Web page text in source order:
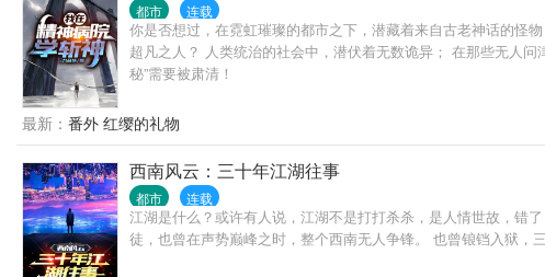
都市 连载
你是否想过，在霓虹璀璨的都市之下，潜藏着来自古老神话的怪
超凡之人？ 人类统治的社会中，潜伏着无数诡异； 在那些无人
秘”需要被肃清！
最新： 番外 红缨的礼物
西南风云：三十年江湖往事
都市 连载
江湖是什么？或许有人说，江湖不是打打杀杀，是人情世故，错
徒，也曾在声势巅峰之时，整个西南无人争锋。 也曾锒铛入狱，